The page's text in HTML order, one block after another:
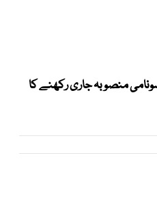
منصوبہ جاری رکھنے کا